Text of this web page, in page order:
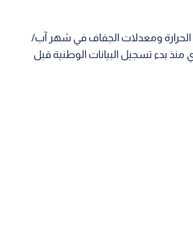
ومعدلات الجفاف في شهر آب/
بدء تسجيل البيانات الوطنية قبل